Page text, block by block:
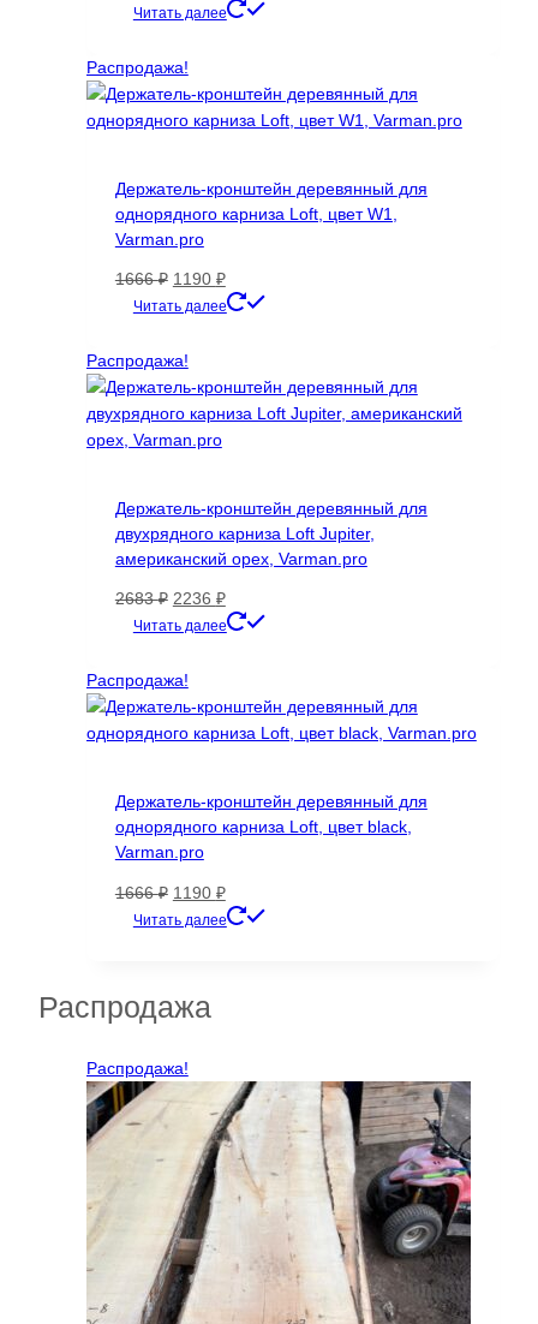
цена
1876 ₽.
цена:
Читать далее
Распродажа!
Держатель-кронштейн деревянный для
однорядного карниза Loft, цвет W1,
Varman.pro
1666₽ Первоначальная
цена
1666 ₽.
1190 ₽Текущая
цена:
Читать далее
Распродажа!
Держатель-кронштейн деревянный для
двухрядного карниза Loft Jupiter,
американский орех, Varman.pro
2683₽ Первоначальная
цена
2683 ₽.
2236 ₽Текущая
цена:
Читать далее
Распродажа!
Держатель-кронштейн деревянный для
однорядного карниза Loft, цвет black,
Varman.pro
1666₽ Первоначальная
цена
1190 ₽Текущая
цена:
Читать далее
Распродажа
Распродажа!